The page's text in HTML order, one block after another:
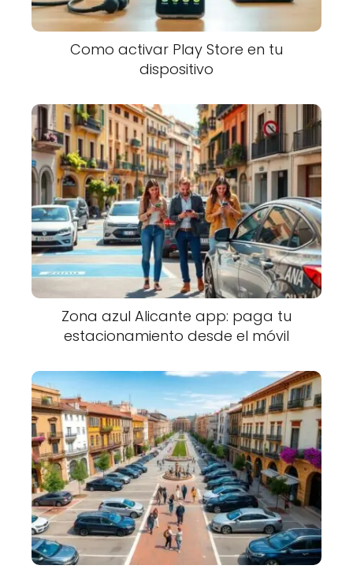
Como activar Play Store en tu
dispositivo
Zona azul Alicante app: paga tu
estacionamiento desde el móvil